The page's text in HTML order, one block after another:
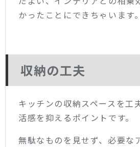
かったことにできちゃいます。
収納の工夫
キッチンの収納スペースを工
活感を抑えるポイントです。
無駄なものを見せず、必要な